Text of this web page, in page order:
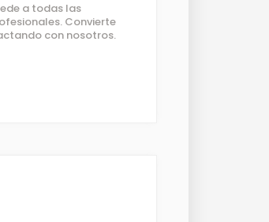
a todas las
Convierte
con nosotros.